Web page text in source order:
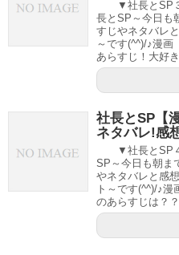
▼社長とSP３
長とSP～今日も
すじやネタバレ
～です(^^)/♪漫画
あらすじ！大好
社長とSP【
ネタバレ!感
▼社長とSP４
SP～今日も朝ま
やネタバレと感
ト～です(^^)/♪
のあらすじは？